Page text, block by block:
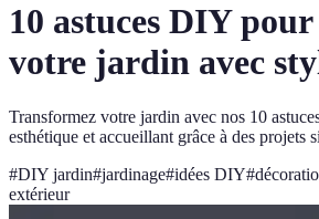
10 astuces DIY
votre jardin avec
Transformez votre jardin avec nos 10
esthétique et accueillant grâce à des projets
#DIY jardin#jardinage#idées DIY#
extérieur